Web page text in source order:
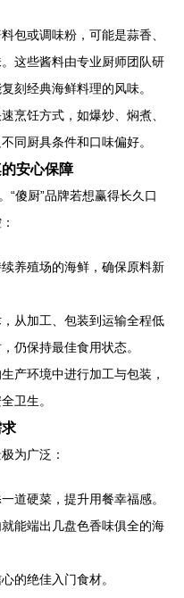
包或调味粉，可能是蒜香、
这些酱料由专业厨师团队研
刻经典海鲜料理的风味。
烹饪方式，如爆炒、焖煮、
同厨具条件和口味偏好。
安心保障
“傻厨”品牌若想赢得长久口
养殖场的海鲜，确保原料新
从加工、包装到运输全程低
仍保持最佳食用状态。
产环境中进行加工与包装，
卫生。
为广泛：
道硬菜，提升用餐幸福感。
能端出几盘色香味俱全的海
的绝佳入门食材。